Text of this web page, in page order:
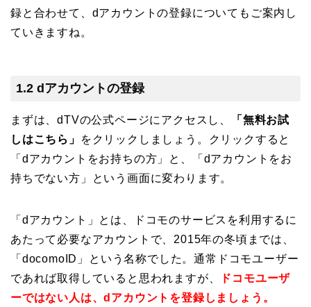
録と合わせて、dアカウントの登録についてもご案内し
ていきますね。
1.2 dアカウントの登録
まずは、dTVの公式ページにアクセスし、
「無料お試
しはこちら」
をクリックしましょう。クリックすると
「dアカウントをお持ちの方」と、「dアカウントをお
持ちでない方」という画面に変わります。
「dアカウント」とは、ドコモのサービスを利用するに
あたって必要なアカウントで、2015年の冬頃までは、
「docomoID」という名称でした。通常ドコモユーザー
であれば取得していると思われますが、
ドコモユーザ
ーではない人は、dアカウントを登録しましょう。